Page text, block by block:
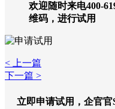
欢迎随时来电400-
维码，进行试用
< 上一篇
下一篇 >
立即申请试用，企官